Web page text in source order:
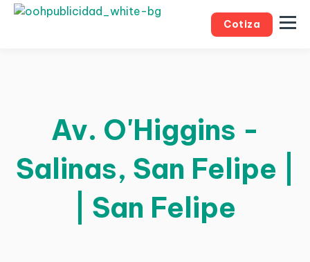
Cotiza
Av. O'Higgins -
Salinas, San Felipe |
| San Felipe